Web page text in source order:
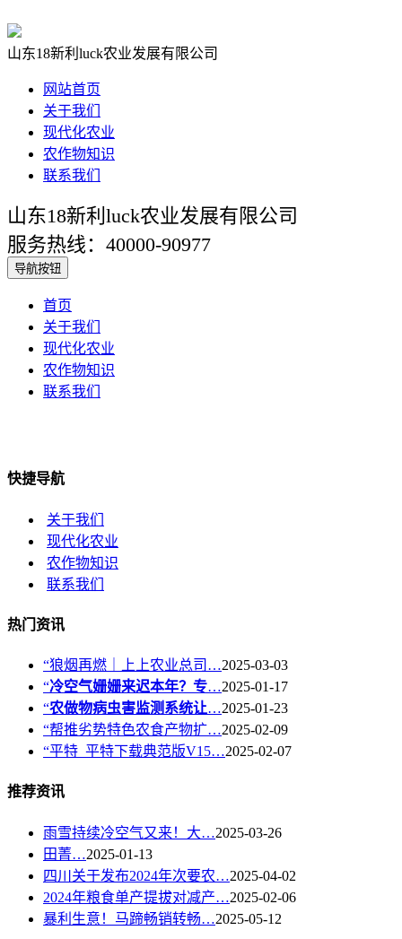
山东18新利luck农业发展有限公司
网站首页
关于我们
现代化农业
农作物知识
联系我们
山东18新利luck农业发展有限公司
服务热线：40000-90977
导航按钮
首页
关于我们
现代化农业
农作物知识
联系我们
快捷导航
关于我们
现代化农业
农作物知识
联系我们
热门资讯
“狼烟再燃｜上上农业总司…2025-03-03
“冷空气姗姗来迟本年？专…2025-01-17
“农做物病虫害监测系统让…2025-01-23
“帮推劣势特色农食产物扩…2025-02-09
“平特_平特下载典范版V15…2025-02-07
推荐资讯
雨雪持续冷空气又来！大…2025-03-26
田菁…2025-01-13
四川关于发布2024年次要农…2025-04-02
2024年粮食单产提拔对减产…2025-02-06
暴利生意！马蹄畅销转畅…2025-05-12